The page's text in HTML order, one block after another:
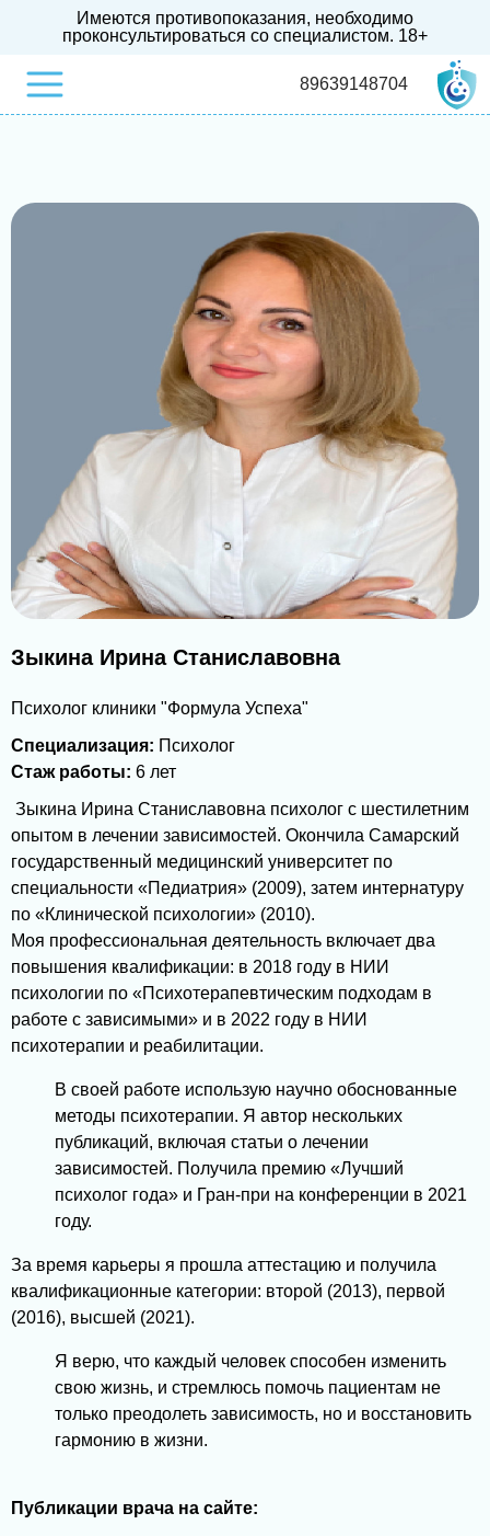
Имеются противопоказания, необходимо
проконсультироваться со специалистом. 18+
89639148704
Зыкина Ирина Станиславовна
Психолог клиники "Формула Успеха"
Специализация: Психолог
Стаж работы: 6 лет
Зыкина Ирина Станиславовна психолог с шестилетним
опытом в лечении зависимостей. Окончила Самарский
государственный медицинский университет по
специальности «Педиатрия» (2009), затем интернатуру
по «Клинической психологии» (2010).
Моя профессиональная деятельность включает два
повышения квалификации: в 2018 году в НИИ
психологии по «Психотерапевтическим подходам в
работе с зависимыми» и в 2022 году в НИИ
психотерапии и реабилитации.
В своей работе использую научно обоснованные
методы психотерапии. Я автор нескольких
публикаций, включая статьи о лечении
зависимостей. Получила премию «Лучший
психолог года» и Гран-при на конференции в 2021
году.
За время карьеры я прошла аттестацию и получила
квалификационные категории: второй (2013), первой
(2016), высшей (2021).
Я верю, что каждый человек способен изменить
свою жизнь, и стремлюсь помочь пациентам не
только преодолеть зависимость, но и восстановить
гармонию в жизни.
Публикации врача на сайте: